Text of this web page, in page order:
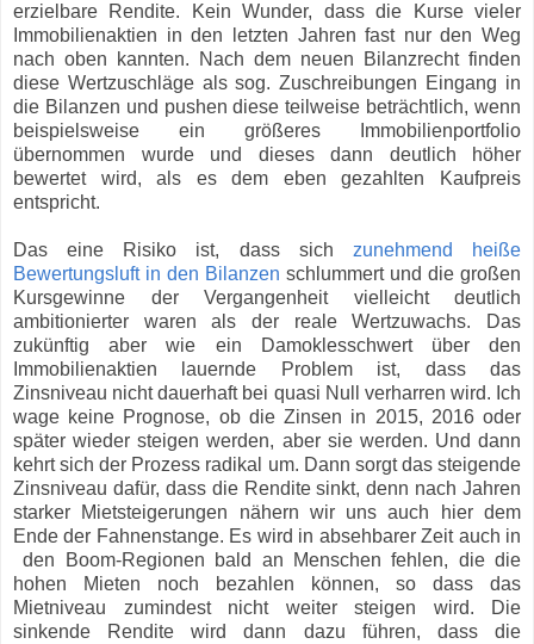
erzielbare Rendite. Kein Wunder, dass die Kurse vieler
Immobilienaktien in den letzten Jahren fast nur den Weg
nach oben kannten. Nach dem neuen Bilanzrecht finden
diese Wertzuschläge als sog. Zuschreibungen Eingang in
die Bilanzen und pushen diese teilweise beträchtlich, wenn
beispielsweise ein größeres Immobilienportfolio
übernommen wurde und dieses dann deutlich höher
bewertet wird, als es dem eben gezahlten Kaufpreis
entspricht.
Das eine Risiko ist, dass sich zunehmend heiße
Bewertungsluft in den Bilanzen schlummert und die großen
Kursgewinne der Vergangenheit vielleicht deutlich
ambitionierter waren als der reale Wertzuwachs. Das
zukünftig aber wie ein Damoklesschwert über den
Immobilienaktien lauernde Problem ist, dass das
Zinsniveau nicht dauerhaft bei quasi Null verharren wird. Ich
wage keine Prognose, ob die Zinsen in 2015, 2016 oder
später wieder steigen werden, aber sie werden. Und dann
kehrt sich der Prozess radikal um. Dann sorgt das steigende
Zinsniveau dafür, dass die Rendite sinkt, denn nach Jahren
starker Mietsteigerungen nähern wir uns auch hier dem
Ende der Fahnenstange. Es wird in absehbarer Zeit auch in
den Boom-Regionen bald an Menschen fehlen, die die
hohen Mieten noch bezahlen können, so dass das
Mietniveau zumindest nicht weiter steigen wird. Die
sinkende Rendite wird dann dazu führen, dass die